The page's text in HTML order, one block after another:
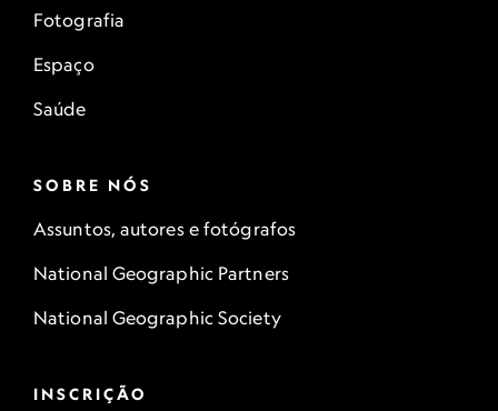
Fotografia
Espaço
Saúde
SOBRE NÓS
Assuntos, autores e fotógrafos
National Geographic Partners
National Geographic Society
INSCRIÇÃO